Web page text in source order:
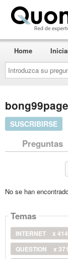
Introduzca
su
pregunta
aquí...
Home
SUSCRIBIRSE
Preguntas
No se han
Temas
INTERNET
x 414
QUESTION
x 371